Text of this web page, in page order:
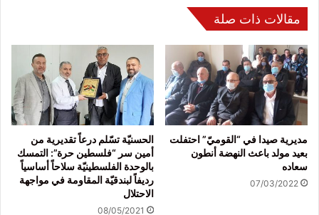
مقالات ذات صلة
مديرية صيدا في “القوميّ” احتفلت
بعيد مولد باعث النهضة أنطون
سعاده
07/03/2022
الحسنيّة تسّلم درعاً تقديرية من
أمين سر “فلسطين حرة”: التمسك
بالوحدة الفلسطينيّة سلاحاً أساسياً
رديفاً لبندقيّة المقاومة في مواجهة
الاحتلال
08/05/2021